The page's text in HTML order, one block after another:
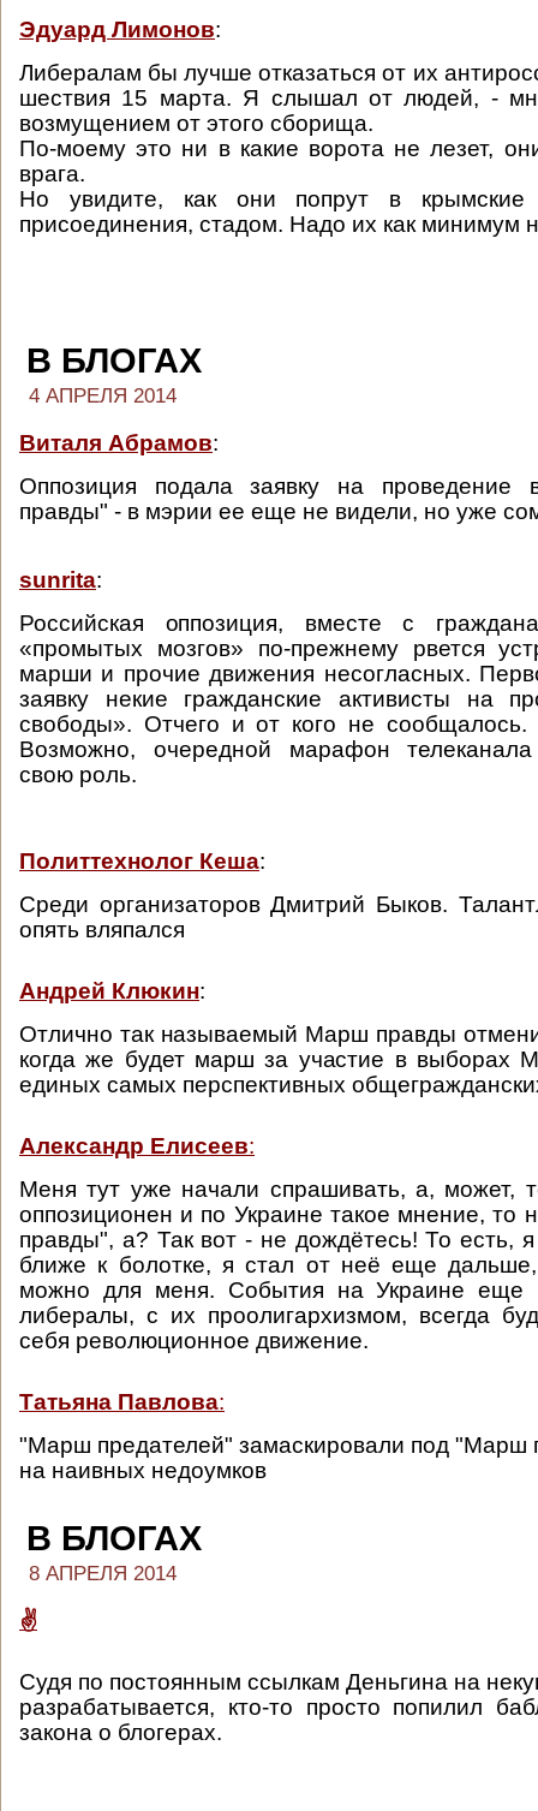
Эдуард Лимонов:
Либералам бы лучше отказаться от их
шествия 15 марта. Я слышал от людей, -
возмущением от этого сборища.
По-моему это ни в какие ворота не лезет,
врага.
Но увидите, как они попрут в крымские
присоединения, стадом. Надо их как минимум
В БЛОГАХ
4 АПРЕЛЯ 2014
Виталя Абрамов:
Оппозиция подала заявку на
правды" - в мэрии ее еще не видели, но уже
sunrita:
Российская оппозиция, вместе с
«промытых мозгов» по-прежнему рвется
марши и прочие движения несогласных.
заявку некие гражданские активисты на
свободы». Отчего и от кого не
Возможно, очередной марафон
свою роль.
Политтехнолог Кеша:
Среди организаторов Дмитрий Быков.
опять вляпался
Андрей Клюкин:
Отлично так называемый Марш правды
когда же будет марш за участие в выборах
единых самых перспективных
Александр Елисеев:
Меня тут уже начали спрашивать, а, может,
оппозиционен и по Украине такое мнение, то
правды", а? Так вот - не дождётесь! То есть,
ближе к болотке, я стал от неё еще дальше,
можно для меня. События на Украине еще
либералы, с их проолигархизмом, всегда
себя революционное движение.
Татьяна Павлова:
"Марш предателей" замаскировали под "Марш
на наивных недоумков
В БЛОГАХ
8 АПРЕЛЯ 2014
✌️
Судя по постоянным ссылкам Деньгина на
разрабатывается, кто-то просто попилил
закона о блогерах.